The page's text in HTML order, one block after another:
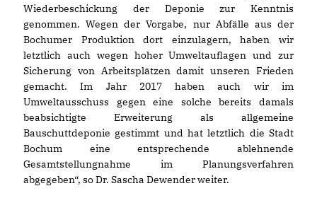
Wiederbeschickung der Deponie zur Kenntnis
genommen. Wegen der Vorgabe, nur Abfälle aus der
Bochumer Produktion dort einzulagern, haben wir
letztlich auch wegen hoher Umweltauflagen und zur
Sicherung von Arbeitsplätzen damit unseren Frieden
gemacht. Im Jahr 2017 haben auch wir im
Umweltausschuss gegen eine solche bereits damals
beabsichtigte Erweiterung als allgemeine
Bauschuttdeponie gestimmt und hat letztlich die Stadt
Bochum eine entsprechende ablehnende
Gesamtstellungnahme im Planungsverfahren
abgegeben“, so Dr. Sascha Dewender weiter.